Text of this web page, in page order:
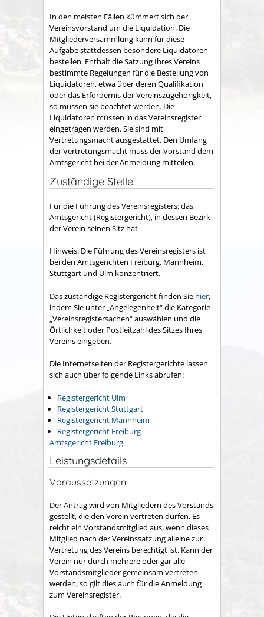
In den meisten Fällen kümmert sich der
Vereinsvorstand um die Liquidation. Die
Mitgliederversammlung kann für diese
Aufgabe stattdessen besondere Liquidatoren
bestellen. Enthält die Satzung Ihres Vereins
bestimmte Regelungen für die Bestellung von
Liquidatoren, etwa über deren Qualifikation
oder das Erfordernis der Vereinszugehörigkeit,
so müssen sie beachtet werden. Die
Liquidatoren müssen in das Vereinsregister
eingetragen werden. Sie sind mit
Vertretungsmacht ausgestattet. Den Umfang
der Vertretungsmacht muss der Vorstand dem
Amtsgericht bei der Anmeldung mitteilen.
Zuständige Stelle
Für die Führung des Vereinsregisters: das
Amtsgericht (Registergericht), in dessen Bezirk
der Verein seinen Sitz hat
Hinweis: Die Führung des Vereinsregisters ist
bei den Amtsgerichten Freiburg, Mannheim,
Stuttgart und Ulm konzentriert.
Das zuständige Registergericht finden Sie hier,
indem Sie unter „Angelegenheit“ die Kategorie
„Vereinsregistersachen“ auswählen und die
Örtlichkeit oder Postleitzahl des Sitzes Ihres
Vereins eingeben.
Die Internetseiten der Registergerichte lassen
sich auch über folgende Links abrufen:
Registergericht Ulm
Registergericht Stuttgart
Registergericht Mannheim
Registergericht Freiburg
Amtsgericht Freiburg
Leistungsdetails
Voraussetzungen
Der Antrag wird von Mitgliedern des Vorstands
gestellt, die den Verein vertreten dürfen. Es
reicht ein Vorstandsmitglied aus, wenn dieses
Mitglied nach der Vereinssatzung alleine zur
Vertretung des Vereins berechtigt ist. Kann der
Verein nur durch mehrere oder gar alle
Vorstandsmitglieder gemeinsam vertreten
werden, so gilt dies auch für die Anmeldung
zum Vereinsregister.